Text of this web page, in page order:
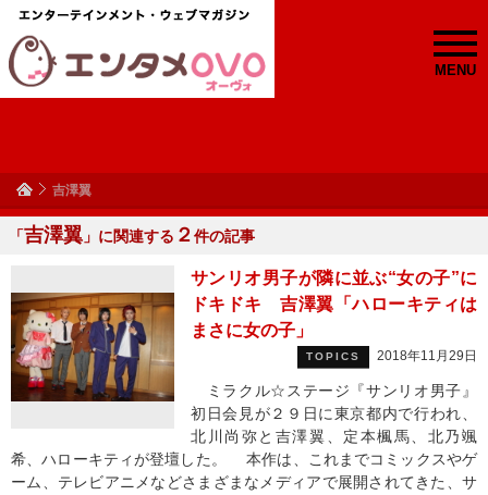
MENU
吉澤翼
「吉澤翼 」に関連する ２件の記事
サンリオ男子が隣に並ぶ“女の子”に
ドキドキ 吉澤翼「ハローキティは
まさに女の子」
TOPICS 2018年11月29日
ミラクル☆ステージ『サンリオ男子』
初日会見が２９日に東京都内で行われ、
北川尚弥と吉澤翼、定本楓馬、北乃颯
希、ハローキティが登壇した。 本作は、これまでコミックスやゲ
ーム、テレビアニメなどさまざまなメディアで展開されてきた、サ